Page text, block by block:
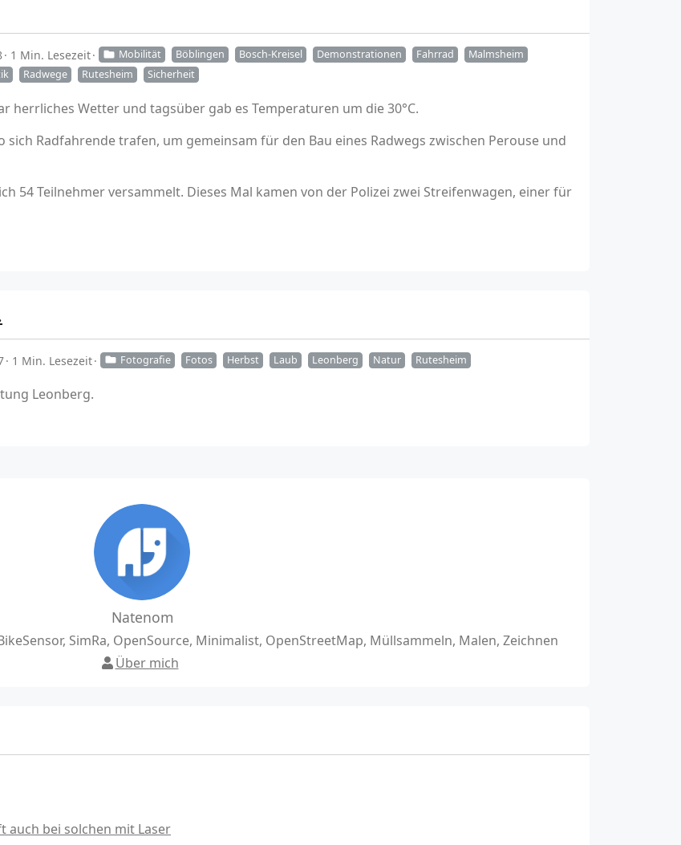
1 Min. Lesezeit Mobilität Böblingen Bosch-Kreisel Demonstrationen Fahrrad
Malmsheim
Radwege Rutesheim Sicherheit
herrliches Wetter und tagsüber gab es Temperaturen um die 30°C.
Radfahrende trafen, um gemeinsam für den Bau eines Radwegs zwischen Perouse und
54 Teilnehmer versammelt. Dieses Mal kamen von der Polizei zwei Streifenwagen, einer für
1 Min. Lesezeit Fotografie Fotos Herbst Laub Leonberg Natur Rutesheim
Leonberg.
Natenom
SimRa, OpenSource, Minimalist, OpenStreetMap, Müllsammeln, Malen, Zeichnen
Über mich
auch bei solchen mit Laser